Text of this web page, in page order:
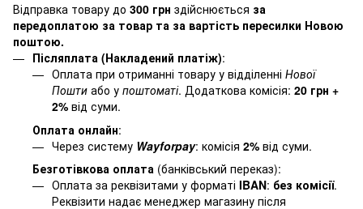
Відправка товару до 300 грн здійснюється за
передоплатою за товар та за вартість пересилки Новою
поштою.
Післяплата (Накладений платіж):
Оплата при отриманні товару у відділенні Нової
Пошти або у поштоматі. Додаткова комісія: 20 грн +
2% від суми.
Оплата онлайн:
Через систему Wayforpay: комісія 2% від суми.
Безготівкова оплата (банківський переказ):
Оплата за реквізитами у форматі IBAN: без комісії.
Реквізити надає менеджер магазину після